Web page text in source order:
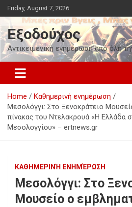
Skip
to
content
Friday, August 7, 2026
Εξοδούχος
Αντικειμενική ενημέρωση από όλη
Home
Καθημερινή ενημέρωση
Μεσολόγγι: Στο Ξενοκράτειο
πίνακας του Ντελακρουά «Η Ελλάδα
Μεσολογγίου» – ertnews.gr
ΚΑΘΗΜΕΡΙΝΉ ΕΝΗΜΈΡΩΣΗ
Μεσολόγγι: Στο
Μουσείο ο